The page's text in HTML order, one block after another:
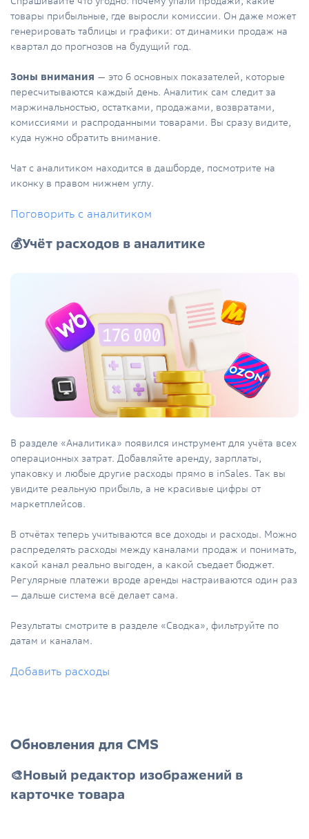
товары прибыльные, где выросли комиссии. Он даже может
генерировать таблицы и графики: от динамики продаж на
квартал до прогнозов на будущий год.
Зоны внимания — это 6 основных показателей, которые
пересчитываются каждый день. Аналитик сам следит за
маржинальностью, остатками, продажами, возвратами,
комиссиями и распроданными товарами. Вы сразу видите,
куда нужно обратить внимание.
Чат с аналитиком находится в дашборде, посмотрите на
иконку в правом нижнем углу.
Поговорить с аналитиком
💰Учёт расходов в аналитике
В разделе «Аналитика» появился инструмент для учёта всех
операционных затрат. Добавляйте аренду, зарплаты,
упаковку и любые другие расходы прямо в inSales. Так вы
увидите реальную прибыль, а не красивые цифры от
маркетплейсов.
В отчётах теперь учитываются все доходы и расходы. Можно
распределять расходы между каналами продаж и понимать,
какой канал реально выгоден, а какой съедает бюджет.
Регулярные платежи вроде аренды настраиваются один раз
— дальше система всё делает сама.
Результаты смотрите в разделе «Сводка», фильтруйте по
датам и каналам.
Добавить расходы
Обновления для CMS
🎨Новый редактор изображений в
карточке товара